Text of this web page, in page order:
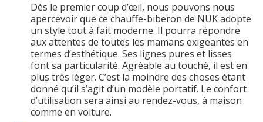
Dès le premier coup d’œil, nous pouvons nous
apercevoir que ce chauffe-biberon de NUK adopte
un style tout à fait moderne. Il pourra répondre
aux attentes de toutes les mamans exigeantes en
termes d’esthétique. Ses lignes pures et lisses
font sa particularité. Agréable au touché, il est en
plus très léger. C’est la moindre des choses étant
donné qu’il s’agit d’un modèle portatif. Le confort
d’utilisation sera ainsi au rendez-vous, à maison
comme en voiture.